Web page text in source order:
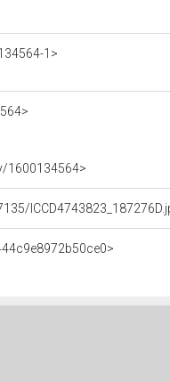
1>
1600134564>